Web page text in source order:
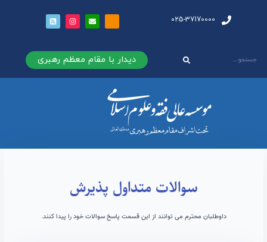
025-37170000
دیدار با مقام معظم رهبری
سوالات متداول پذیرش
داوطلبان محترم می توانند از این قسمت پاسخ سوالات خود را پیدا کنند.